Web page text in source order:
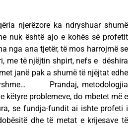
njerëzore ka ndryshuar shumë
nuk është ajo e kohës së profetit
nga ana tjetër, të mos harrojmë se
me të njëjtin shpirt, nefs e dëshira
janë pak a shumë të njëjtat edhe
Prandaj, metodologjia
këtyre problemeve, do mbetet më e
se fundja-fundit ai ishte profeti i
dhe të metat e krijesave të